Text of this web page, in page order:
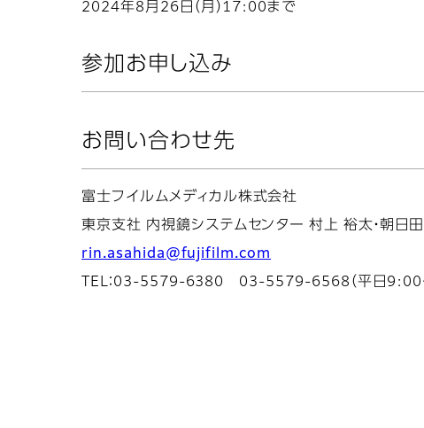
2024年8月26日（月）17:00まで
参加お申し込み
お問い合わせ先
富士フイルムメディカル株式会社
東京支社 内視鏡システムセンター 村上 裕太・朝日
rin.asahida@fujifilm.com
TEL：03-5579-6380 03-5579-6568（平日9:00